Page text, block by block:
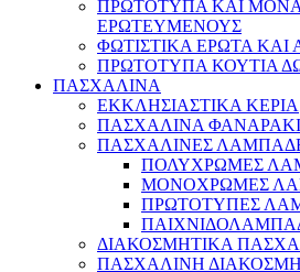
ΠΡΩΤΟΤΥΠΑ ΚΑΙ
ΕΡΩΤΕΥΜΕΝΟΥΣ
ΦΩΤΙΣΤΙΚΑ ΕΡΩΤΑ ΚΑΙ
ΠΡΩΤΟΤΥΠΑ ΚΟΥΤΙΑ
ΠΑΣΧΑΛΙΝΑ
ΕΚΚΛΗΣΙΑΣΤΙΚΑ ΚΕΡΙΑ
ΠΑΣΧΑΛΙΝΑ
ΠΑΣΧΑΛΙΝΕΣ
ΠΟΛΥΧΡΩΜΕΣ
ΜΟΝΟΧΡΩΜΕΣ
ΠΡΩΤΟΤΥΠΕΣ
ΔΙΑΚΟΣΜΗΤΙΚΑ
ΠΑΣΧΑΛΙΝΗ